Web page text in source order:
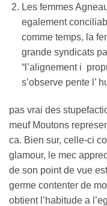
Les femmes
egalement
comme temps, la
grande syndicats
“l’alignement i
s’observe pente l’
pas vrai des
meuf Moutons
ca. Bien sur, celle-ci
glamour, le mec
de son point de vue
germe contenter de
obtient l’habitude a